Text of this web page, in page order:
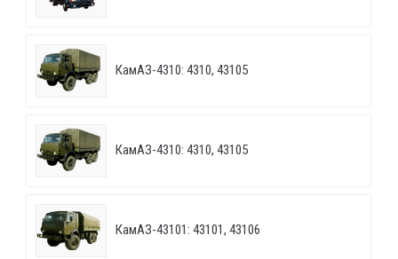
КамАЗ-4310: 4310, 43105
КамАЗ-4310: 4310, 43105
КамАЗ-43101: 43101, 43106